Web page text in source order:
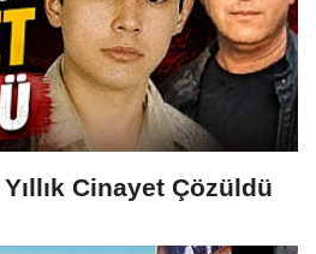
Cinayet Çözüldü